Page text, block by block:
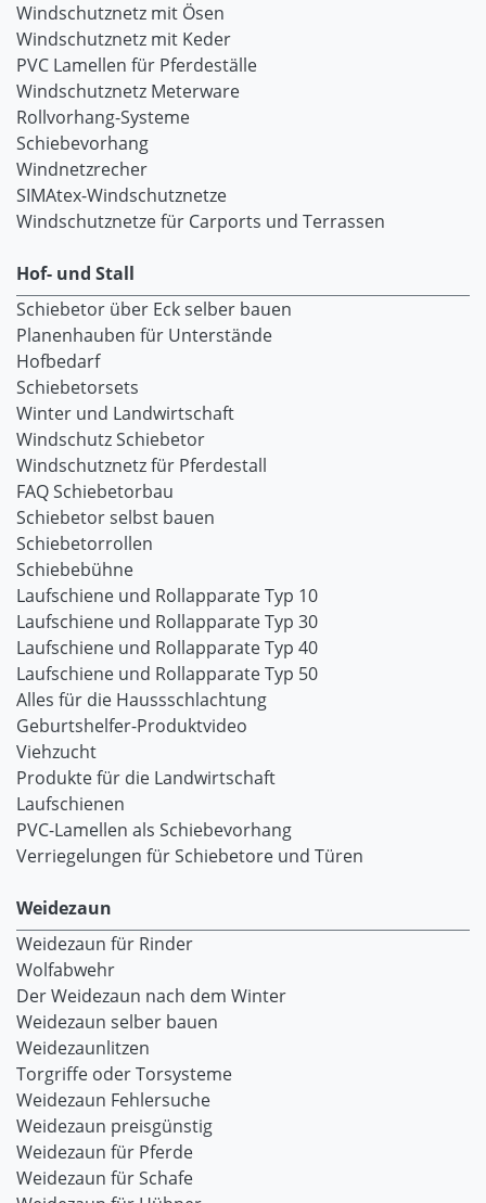
Windschutznetz mit Ösen
Windschutznetz mit Keder
PVC Lamellen für Pferdeställe
Windschutznetz Meterware
Rollvorhang-Systeme
Schiebevorhang
Windnetzrecher
SIMAtex-Windschutznetze
Windschutznetze für Carports und Terrassen
Hof- und Stall
Schiebetor über Eck selber bauen
Planenhauben für Unterstände
Hofbedarf
Schiebetorsets
Winter und Landwirtschaft
Windschutz Schiebetor
Windschutznetz für Pferdestall
FAQ Schiebetorbau
Schiebetor selbst bauen
Schiebetorrollen
Schiebebühne
Laufschiene und Rollapparate Typ 10
Laufschiene und Rollapparate Typ 30
Laufschiene und Rollapparate Typ 40
Laufschiene und Rollapparate Typ 50
Alles für die Haussschlachtung
Geburtshelfer-Produktvideo
Viehzucht
Produkte für die Landwirtschaft
Laufschienen
PVC-Lamellen als Schiebevorhang
Verriegelungen für Schiebetore und Türen
Weidezaun
Weidezaun für Rinder
Wolfabwehr
Der Weidezaun nach dem Winter
Weidezaun selber bauen
Weidezaunlitzen
Torgriffe oder Torsysteme
Weidezaun Fehlersuche
Weidezaun preisgünstig
Weidezaun für Pferde
Weidezaun für Schafe